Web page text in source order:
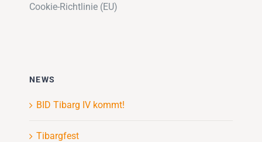
Cookie-Richtlinie (EU)
NEWS
BID Tibarg IV kommt!
Tibargfest